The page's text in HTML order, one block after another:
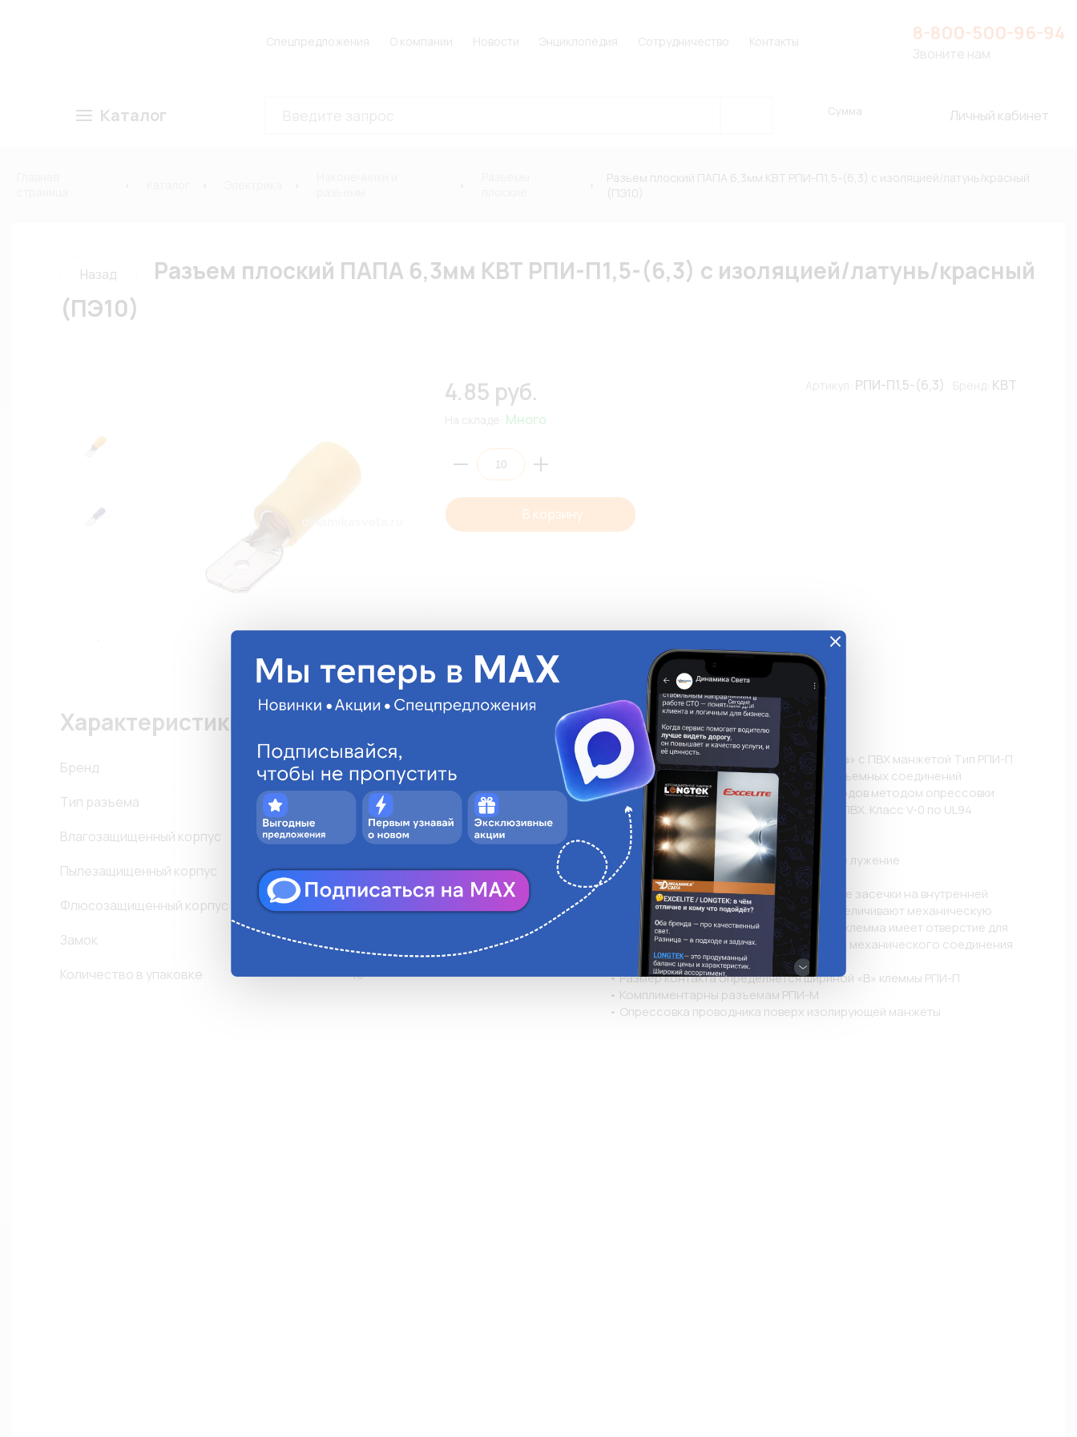
Спецпредложения О компании Новости Энциклопедия Сотрудничество Контакты 8-800-500-96-94
Звоните нам
Каталог Сумма Личный кабинет
Разъем плоский ПАПА 6,3мм КВТ РПИ-П1,5-(6,3) с изоляцией/латунь/красный
(ПЭ10)
Назад
Разъем плоский ПАПА 6,3мм КВТ РПИ-П1,5-(6,3) с изоляцией/латунь/красный
(ПЭ10)
4.85 руб.
Много
РПИ-П1,5-(6,3) КВТ
В корзину
Характеристики
Бренд
КВТ
Тип разъема
ПАПА
Влагозащищенный корпус
Нет
Пылезащищенный корпус
Нет
Флюсозащищенный корпус
Замок
Количество в упаковке
10
Описание
• Разъемы плоские изолированные «папа» с ПВХ манжетой Тип РПИ-П
предназначены для монтажа быстроразъемных соединений
многопроволочных гибких медных проводов методом опрессовки
• Материал изоляции: самозатухающий ПВХ. Класс V-0 по UL94
• Термостойкость изоляции: 75 °C
• Материал разъема: латунь марки Л63
• Покрытие разъема: электролитическое лужение
• Максимальное напряжение: 400 В
• Особенности конструкции: поперечные засечки на внутренней
поверхности трубной части разъемов увеличивают механическую
прочность соединения с жилой; каждая клемма имеет отверстие для
фиксатора замкового типа для прочного механического соединения
с разъемом «мама»
• Размер контакта определяется шириной «В» клеммы РПИ-П
• Комплиментарны разъемам РПИ-М
• Опрессовка проводника поверх изолирующей манжеты